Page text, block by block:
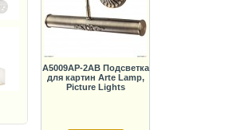
A5009AP-2AB Подсветка
для картин Arte Lamp,
Picture Lights